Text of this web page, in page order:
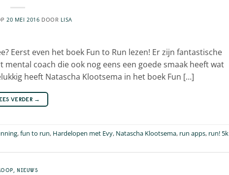
20 MEI 2016 DOOR LISA
Eerst even het boek Fun to Run lezen! Er zijn fantastische
coach die ook nog eens een goede smaak heeft wat
heeft Natascha Klootsema in het boek Fun […]
VERDER →
,fun to run, Hardelopen met Evy, Natascha Klootsema, run apps, run! 5k
NIEUWS